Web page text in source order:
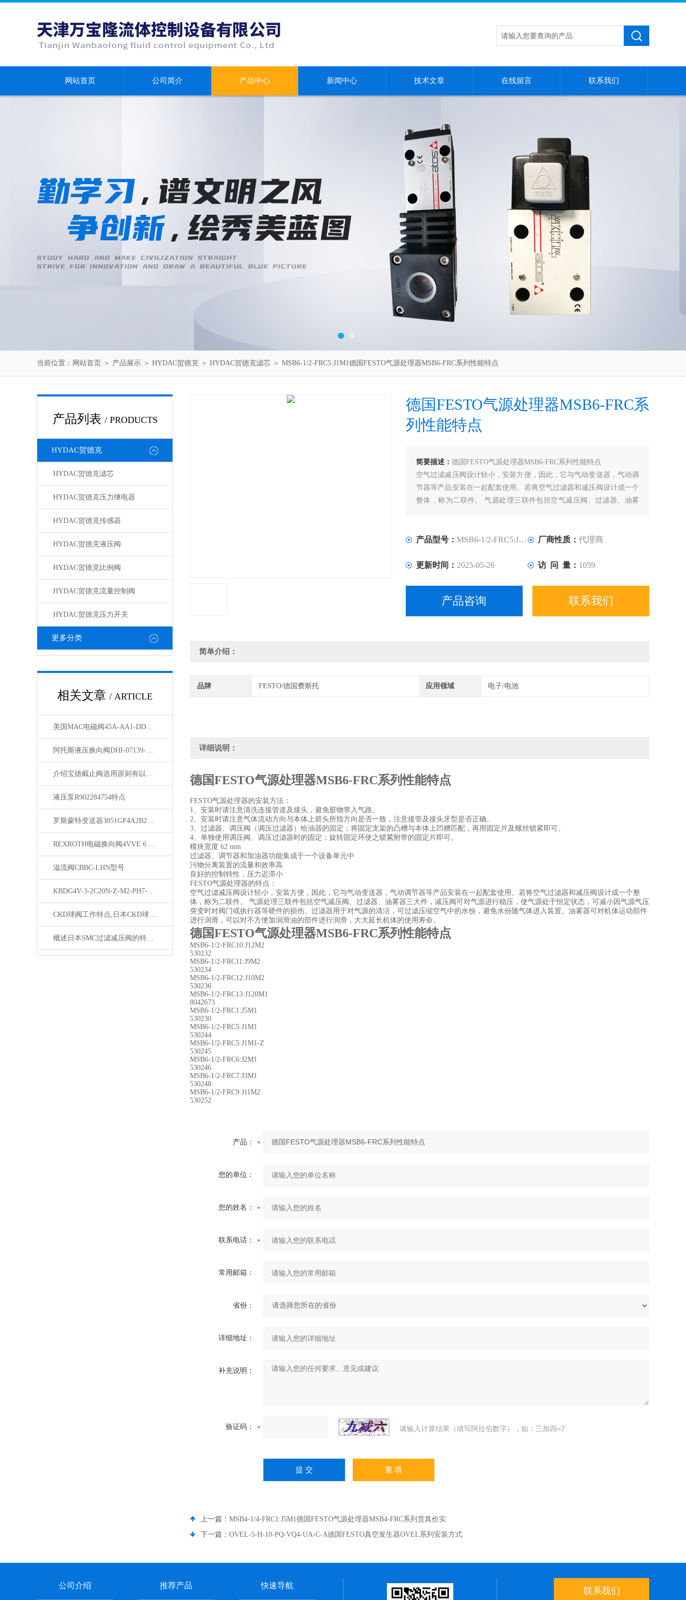
网站首页 公司简介 产品中心 新闻中心 技术文章 在线留言 联系我们
当前位置： 网站首页 ＞ 产品展示 ＞ HYDAC贺德克 ＞ HYDAC贺德克滤芯 ＞ MSB6-1/2-FRC5:J1M1德国FESTO气源处理器MSB6-FRC系列性能特点
产品列表 / PRODUCTS
HYDAC贺德克
HYDAC贺德克滤芯
HYDAC贺德克压力继电器
HYDAC贺德克传感器
HYDAC贺德克液压阀
HYDAC贺德克比例阀
HYDAC贺德克流量控制阀
HYDAC贺德克压力开关
更多分类
相关文章 / ARTICLE
美国MAC电磁阀45A-AA1-DDFJ-1JM 原装供应
阿托斯液压换向阀DHI-07139-X 24DC 23选型
介绍宝德截止阀选用原则有以下7点
液压泵R902284754特点
罗斯蒙特变送器3051GP4A2B21AD4M5K8HR7现货
REXROTH电磁换向阀4VVE 6 E 6X/EG24N9K4经销
溢流阀CBBC-LHN型号
KBDG4V-3-2C20N-Z-M2-PH7-H7-10比例阀优势供应
CKD球阀工作特点,日本CKD球阀,CKD
概述日本SMC过滤减压阀的特点以及选用标准
德国FESTO气源处理器MSB6-FRC系
列性能特点
简要描述： 德国FESTO气源处理器MSB6-FRC系列性能特点
空气过滤减压阀设计轻小，安装方便，因此，它与气动变送器，气动调
节器等产品安装在一起配套使用。若将空气过滤器和减压阀设计成一个
整体，称为二联件。 气源处理三联件包括空气减压阀、过滤器、油雾
产品型号： MSB6-1/2-FRC5:J1M1 厂商性质： 代理商
更新时间： 2025-05-26 访 问 量： 1059
产品咨询 联系我们
简单介绍：
品牌 FESTO/德国费斯托 应用领域 电子/电池
详细说明：
德国FESTO气源处理器MSB6-FRC系列性能特点
FESTO气源处理器的安装方法：
1、安装时请注意清洗连接管道及接头，避免脏物带入气路。
2、安装时请注意气体流动方向与本体上箭头所指方向是否一致，注意接管及接头牙型是否正确。
3、过滤器、调压阀（调压过滤器）给油器的固定；将固定支架的凸槽与本体上凹糟匹配，再用固定片及螺丝锁紧即可。
4、单独使用调压阀、调压过滤器时的固定；旋转固定环使之锁紧附带的固定片即可。
模块宽度 62 mm
过滤器、调节器和加油器功能集成于一个设备单元中
污物分离装置的流量和效率高
良好的控制特性，压力迟滞小
FESTO气源处理器的特点：
空气过滤减压阀设计轻小，安装方便，因此，它与气动变送器，气动调节器等产品安装在一起配套使用。若将空气过滤器和减压阀设计成一个整
体，称为二联件。 气源处理三联件包括空气减压阀、过滤器、油雾器三大件，减压阀可对气源进行稳压，使气源处于恒定状态，可减小因气源气压
突变时对阀门或执行器等硬件的损伤。过滤器用于对气源的清洁，可过滤压缩空气中的水份，避免水份随气体进入装置。油雾器可对机体运动部件
进行润滑，可以对不方便加润滑油的部件进行润滑，大大延长机体的使用寿命。
德国FESTO气源处理器MSB6-FRC系列性能特点
MSB6-1/2-FRC10:J12M2
530232
MSB6-1/2-FRC11:J9M2
530234
MSB6-1/2-FRC12:J10M2
530236
MSB6-1/2-FRC13:J120M1
8042673
MSB6-1/2-FRC1:J5M1
530230
MSB6-1/2-FRC5:J1M1
530244
MSB6-1/2-FRC5:J1M1-Z
530245
MSB6-1/2-FRC6:J2M1
530246
MSB6-1/2-FRC7:J3M1
530248
MSB6-1/2-FRC9:J11M2
530252
产品：
您的单位：
您的姓名：
联系电话：
常用邮箱：
省份：
详细地址：
补充说明：
验证码： 请输入计算结果（填写阿拉伯数字），如：三加四=7
上一篇： MSB4-1/4-FRC1:J5M1德国FESTO气源处理器MSB4-FRC系列货真价实
下一篇： OVEL-5-H-10-PQ-VQ4-UA-C-A德国FESTO真空发生器OVEL系列安装方式
公司介绍 推荐产品 快速导航
联系我们